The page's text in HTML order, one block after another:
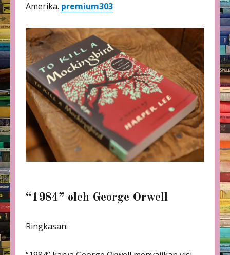
Amerika. premium303
“1984” oleh George Orwell
Ringkasan: